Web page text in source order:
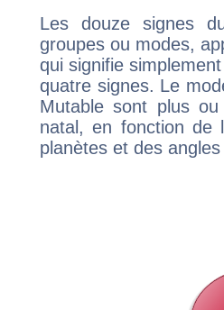
Les douze signes
groupes ou modes,
qui signifie
quatre signes. Le
Mutable sont plus
natal, en fonction de
planètes et des